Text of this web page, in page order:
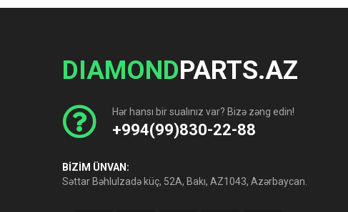
DIAMONDPARTS.AZ
Hər hansı bir sualınız var? Bizə zəng edin!
+994(99)830-22-88
BİZİM ÜNVAN:
Səttar Bəhlulzadə küç, 52A, Bakı, AZ1043, Azərbaycan.